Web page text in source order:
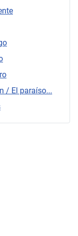
/ El paraíso...